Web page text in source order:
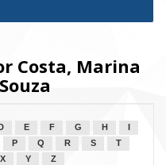
Costa, Marina
D E F G H
P Q R S
T
X Y Z